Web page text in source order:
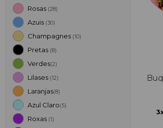
Rosas (28)
Azuis (30)
Champagnes (10)
Pretas (8)
Verdes(2)
Lilases (12)
Laranjas(8)
Azul Claro(5)
Roxas (1)